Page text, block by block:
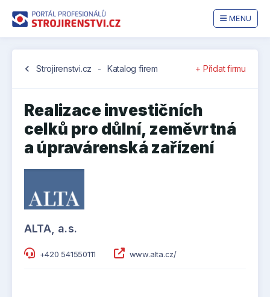
MENU
chevron_left Strojirenstvi.cz - Katalog firem + Přidat firmu
Realizace investičních
celků pro důlní, zeměvrtná
a úpravárenská zařízení
ALTA, a.s.
+420 541550111 www.alta.cz/